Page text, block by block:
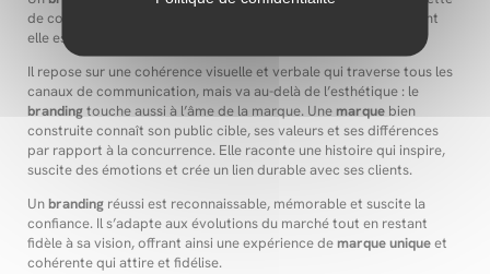
de couleurs; c’est
, la manière dont
elle est perçue et ressentie par le public.
Il repose sur une cohérence visuelle et verbale qui traverse tous les
canaux de communication, mais va au-delà de l’esthétique : le
brandingtouche aussi à l’âme de la marque. Une marquebien
construite connaît son public cible, ses valeurs et ses différences
par rapport à la concurrence. Elle raconte une histoire qui inspire,
suscite des émotions et crée un lien durable avec ses clients.
Unbrandingréussi est reconnaissable, mémorable et suscite la
confiance. Il s’adapte aux évolutions du marché tout en restant
fidèle à sa vision, offrant ainsi une expérience demarque uniqueet
cohérente qui attire et fidélise.